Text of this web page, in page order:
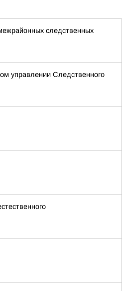
следственных
управлении Следственного